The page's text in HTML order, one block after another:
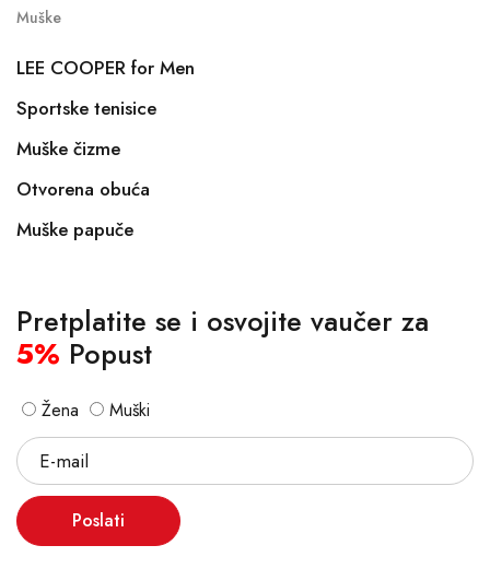
Muške
LEE COOPER for Men
Sportske tenisice
Muške čizme
Otvorena obuća
Muške papuče
Pretplatite se i osvojite vaučer za
5% Popust
Žena Muški
Poslati